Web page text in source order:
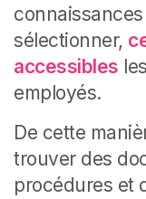
sélectionner,
accessibles
employés.
De cette
trouver des
procédures et